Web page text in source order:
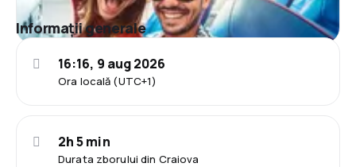
Informații generale
Ora locală (UTC+1)
16:16, 9 aug 2026
Durata zborului din Craiova
2h 5 min